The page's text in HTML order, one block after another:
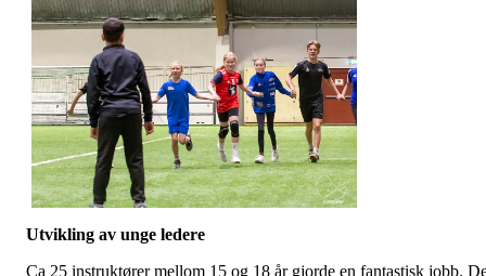
Utvikling av unge ledere
Ca 25 instruktører mellom 15 og 18 år gjorde en fantastisk jobb.